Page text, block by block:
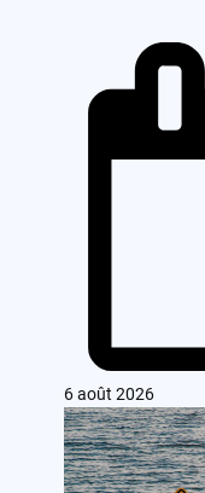
6 août 2026